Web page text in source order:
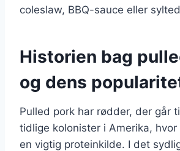
coleslaw, BBQ-sauce eller
Historien bag
og dens
Pulled pork har rødder, der går
tidlige kolonister i Amerika,
en vigtig proteinkilde. I det